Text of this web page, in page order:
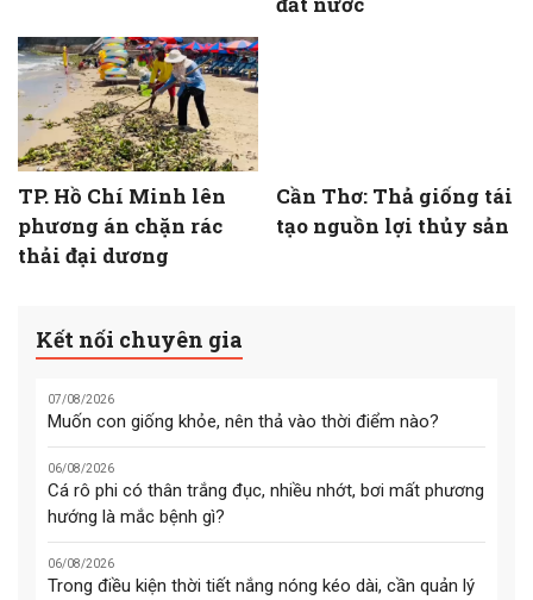
TP. Hồ Chí Minh lên
phương án chặn rác
thải đại dương
Cần Thơ: Thả giống tái
tạo nguồn lợi thủy sản
Kết nối chuyên gia
07/08/2026
Muốn con giống khỏe, nên thả vào thời điểm nào?
06/08/2026
Cá rô phi có thân trắng đục, nhiều nhớt, bơi mất phương
hướng là mắc bệnh gì?
06/08/2026
Trong điều kiện thời tiết nắng nóng kéo dài, cần quản lý